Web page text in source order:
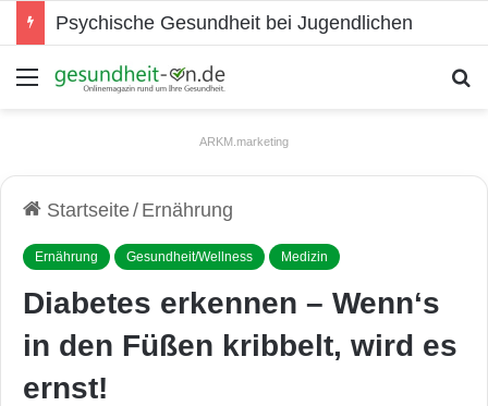
Psychische Gesundheit bei Jugendlichen
Menü
ARKM.marketing
Startseite/ Ernährung
Ernährung Gesundheit/Wellness Medizin
Diabetes erkennen – Wenn‘s
in den Füßen kribbelt, wird es
ernst!